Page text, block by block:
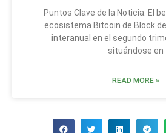
Puntos Clave de la Noticia: El
ecosistema Bitcoin de Block
interanual en el segundo
situándose en
READ MORE »